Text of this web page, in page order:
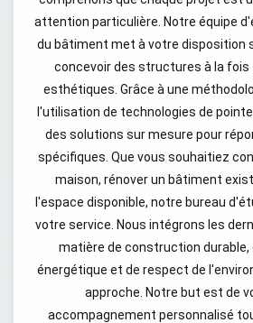
attention particulière. Notre équipe
du bâtiment met à votre disposition
concevoir des structures à la
esthétiques. Grâce à une
l'utilisation de technologies de
des solutions sur mesure pour
spécifiques. Que vous souhaitiez
maison, rénover un bâtiment
l'espace disponible, notre bureau
votre service. Nous intégrons les
matière de construction durable,
énergétique et de respect de
approche. Notre but est de
accompagnement personnalisé